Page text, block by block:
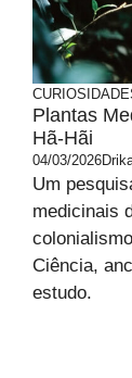
Plantas
Hã-Hãi
04/03/2026
Um
medicinais
Ciência,
estudo.